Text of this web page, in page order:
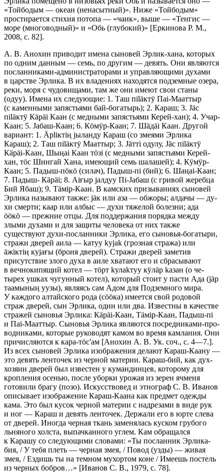
«Тойбодым — океан (ненасытный)». Ниже «Тойбодым»
простирается стихия потопа — «чаик», выше — «Тенгис —
море (многоводный)» и «Обь (глубокий)» [Еркинова Р. М.,
2008, с. 82].
А. В. Анохин приводит имена сыновей Эрлик-хана, которых
по одним данным — семь, по другим — девять. Они являются
посланниками-адми­нистраторами и управляющими духами
в царстве Эрлика. В их владе­ниях находятся подземные озера,
реки, моря с чудовищами, там же они имеют свои станы
(одуу). Имена их следующие: 1. Таш пiläктÿ Паi-Мааттыр
(с каменными запястьями бай-богатырь); 2. Караш; 3. Jäc
пiläктÿ Кäрäi Ка­ан (с медными запястьями Керей-хан); 4. Учар-
Каан; 5. Jабаш-Каан; 6. Кö­мÿр-Каан; 7. Шäдäi Каан. Другой
вариант: 1. Äрliктiң jыланду Караш (со змеями Эрлика
Караш); 2. Таш пiläктÿ Мааттыр; 3. Jäттi одулу, Jäс пiläктÿ
Кäрäi-Каан, Шыңаi Каан тöзi (с медными запястьями Керей-
хан, тöс Шингай Хана, имеющий семь шалашей); 4. Кÿмÿр-
Каан; 5. Падыш-пöкö (силач), Падыш-пi (бий); 6. Шаңаi-Каан;
7. Падыш- Кäрäi; 8. Аiғыр jaлдуу Пi-Jабаш (с гривой жеребца
Бий Ябаш); 9. Тäмiр-Каан. В камских призыва­ниях сыновей
Эрлика называют также: jäк или аза — обжоры; алдачы — ду­
хи смерти; каар или албыс — духи тяжелой болезни; ада
ööкö — прежние от­цы. Для поддержания порядка между
злыми духами и для защиты челове­ка от них также
существуют духи-посланники Эрлика, его сыновья-бога­тыри,
стражи дверей аила — kатуу kуjаk (грозная стража) или
äжiктiң куjағы (бро­ня дверей). Стражи дверей заметив
присутствие злого духа в аиле хватают его и сбрасывают
в вечнокипящий котел — тöрт kулаkтуу кÿлäр kазан (о че­
тырех ушках чугунный котел), который стоит у пасти Ада (jäр
таамының уузы), являясь сам Адом для Подземного мира.
У каждого алтайского рода (сööка) имеется свой родовой
страж дверей, сын Эрлика, один или два. Из­вестны в качестве
стражей сыновья Эрлика: Кäрäi-Каан, Тäмiр-Каан, Падыш-пi
и Паi-Мааттыр. Сыновья Эрлика являются посредниками-про­
водниками, которые руководят камом во время камлания. Они
причис­ляются к кара-тöс'ам [Анохин А. В. Ук. соч., с. 4—7.].
Из всех сыновей Эрлика изображения делают Караш-Каану —
это девять ленточек из чер­ной мате­рии. Караш-бий, как дух-
хозяин дверей был известен у куман­динцев, кото­рому для
кропления осенью, после уборки урожая из зе­рен ячменя
готови­ли брагу (позо). Искусствовед и этнограф С. В. Иванов
описывает изображе­ние Караш-Каана как предмет одежды
кама. Это был кусок черной мате­рии с надрезами в виде рук
и ног — Караш и девять лен­точек. Держали его в юрте слева
от дверей. Иногда черная ткань заменя­лась куском грубого
льняного холста, выпачканного углем. Кам обращался
к Карашу со следу­ющими словами: «Ты посланник Эрлика-
бия, / У тебя плеть — черная змея, / Повод (узды) — живая
змея, / Ездишь ты на темном мухортом коне / Имеешь постель
из черных бобров…» [Иванов С. В., 1979, с. 78].